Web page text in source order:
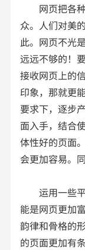
网页把各种
众。人们对美
此。网页不光
远远不够的！
接收网页上的
印象，那就更
要求下，逐步
面入手，结合
体性好的页面
会更加容易。
运用一些平
能是网页更加
韵律和骨格的
的页面更加有